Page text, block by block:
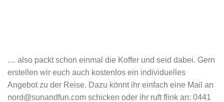
… also packt schon einmal die Koffer und seid dabei. Gern
erstellen wir euch auch kostenlos ein individuelles
Angebot zu der Reise. Dazu könnt ihr einfach eine Mail an
nord@sunandfun.com schicken oder ihr ruft flink an: 0441